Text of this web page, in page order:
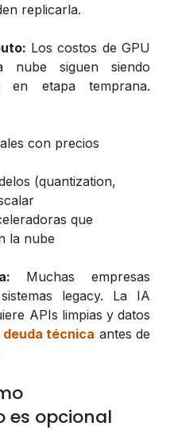
replicarla.
Los costos de GPU
nube siguen siendo
en etapa temprana.
con precios
(quantization,
que
la nube
Muchas empresas
legacy. La IA
APIs limpias y datos
deuda técnica antes de
es opcional